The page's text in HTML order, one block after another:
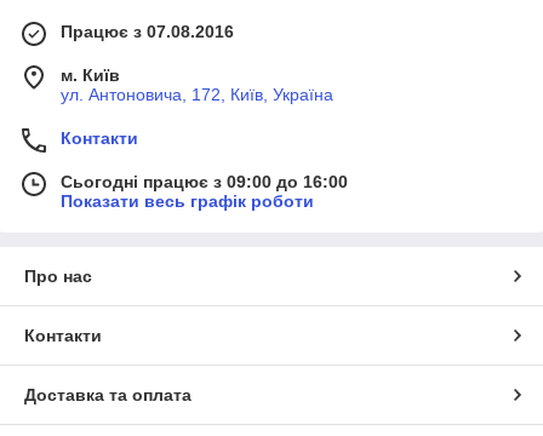
Працює з 07.08.2016
м. Київ
ул. Антоновича, 172, Київ, Україна
Контакти
Сьогодні працює з 09:00 до 16:00
Показати весь графік роботи
Про нас
Контакти
Доставка та оплата